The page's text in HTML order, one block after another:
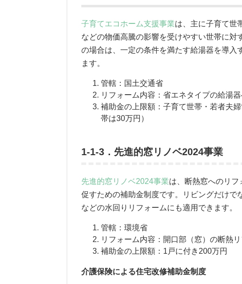
子育てエコホーム支援事業は、主に子育て世
などの物価高騰の影響を受けやすい世帯に対
の場合は、一定の条件を満たす給湯器を導入
ます。
管轄：国土交通省
リフォーム内容：省エネタイプの給湯
補助金の上限額：子育て世帯・若者夫
帯は30万円）
1-1-3．先進的窓リノベ2024事業
先進的窓リノベ2024事業は、断熱窓へのリ
促すための補助金制度です。リビングだけで
などの水回りリフォームにも適用できます。
管轄：環境省
リフォーム内容：開口部（窓）の断熱
補助金の上限額：1戸に付き200万円
介護保険による住宅改修補助金制度